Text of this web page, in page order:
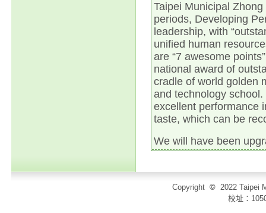
Taipei Municipal
periods, Developing
leadership, with
unified human
are “7 awesome
national award of
cradle of world golden
and technology school .
excellent performance
taste, which can be
We will have been u
Copyright © 2022 Taipei
校址：